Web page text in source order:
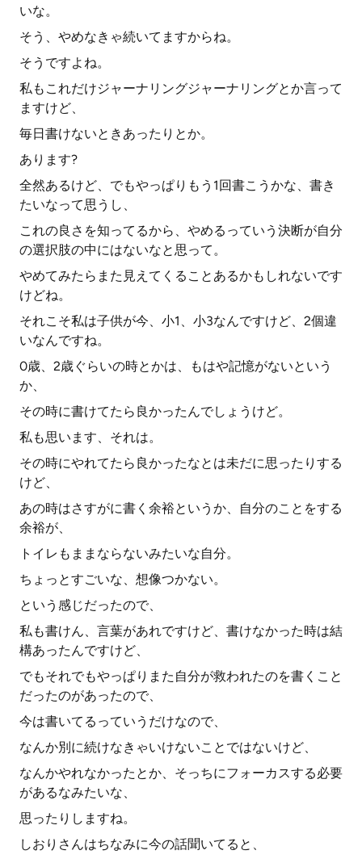
いな。
そう、やめなきゃ続いてますからね。
そうですよね。
私もこれだけジャーナリングジャーナリングとか言って
ますけど、
毎日書けないときあったりとか。
あります?
全然あるけど、でもやっぱりもう1回書こうかな、書き
たいなって思うし、
これの良さを知ってるから、やめるっていう決断が自分
の選択肢の中にはないなと思って。
やめてみたらまた見えてくることあるかもしれないです
けどね。
それこそ私は子供が今、小1、小3なんですけど、2個違
いなんですね。
0歳、2歳ぐらいの時とかは、もはや記憶がないという
か、
その時に書けてたら良かったんでしょうけど。
私も思います、それは。
その時にやれてたら良かったなとは未だに思ったりする
けど、
あの時はさすがに書く余裕というか、自分のことをする
余裕が、
トイレもままならないみたいな自分。
ちょっとすごいな、想像つかない。
という感じだったので、
私も書けん、言葉があれですけど、書けなかった時は結
構あったんですけど、
でもそれでもやっぱりまた自分が救われたのを書くこと
だったのがあったので、
今は書いてるっていうだけなので、
なんか別に続けなきゃいけないことではないけど、
なんかやれなかったとか、そっちにフォーカスする必要
があるなみたいな、
思ったりしますね。
しおりさんはちなみに今の話聞いてると、